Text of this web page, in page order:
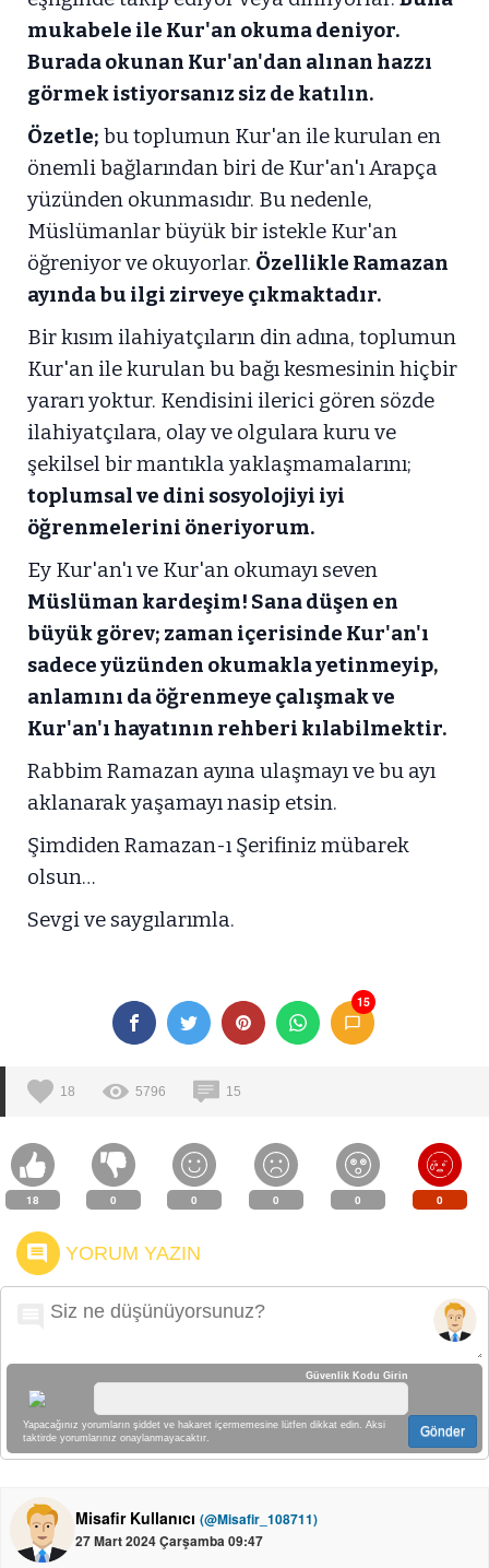
mukabele ile Kur'an okuma deniyor.
Burada okunan Kur'an'dan alınan hazzı
görmek istiyorsanız siz de katılın.
Özetle; bu toplumun Kur'an ile kurulan en
önemli bağlarından biri de Kur'an'ı Arapça
yüzünden okunmasıdır. Bu nedenle,
Müslümanlar büyük bir istekle Kur'an
öğreniyor ve okuyorlar. Özellikle Ramazan
ayında bu ilgi zirveye çıkmaktadır.
Bir kısım ilahiyatçıların din adına, toplumun
Kur'an ile kurulan bu bağı kesmesinin hiçbir
yararı yoktur. Kendisini ilerici gören sözde
ilahiyatçılara, olay ve olgulara kuru ve
şekilsel bir mantıkla yaklaşmamalarını;
toplumsal ve dini sosyolojiyi iyi
öğrenmelerini öneriyorum.
Ey Kur'an'ı ve Kur'an okumayı seven
Müslüman kardeşim! Sana düşen en
büyük görev; zaman içerisinde Kur'an'ı
sadece yüzünden okumakla yetinmeyip,
anlamını da öğrenmeye çalışmak ve
Kur'an'ı hayatının rehberi kılabilmektir.
Rabbim Ramazan ayına ulaşmayı ve bu ayı
aklanarak yaşamayı nasip etsin.
Şimdiden Ramazan-ı Şerifiniz mübarek
olsun…
Sevgi ve saygılarımla.
15
18 5796 15
18 0 0 0 0 0
YORUM YAZIN
Güvenlik Kodu Girin
Yapacağınız yorumların şiddet ve hakaret içermemesine lütfen dikkat edin. Aksi
taktirde yorumlarınız onaylanmayacaktır.
Gönder
Misafir Kullanıcı (@Misafir_108711)
27 Mart 2024 Çarşamba 09:47